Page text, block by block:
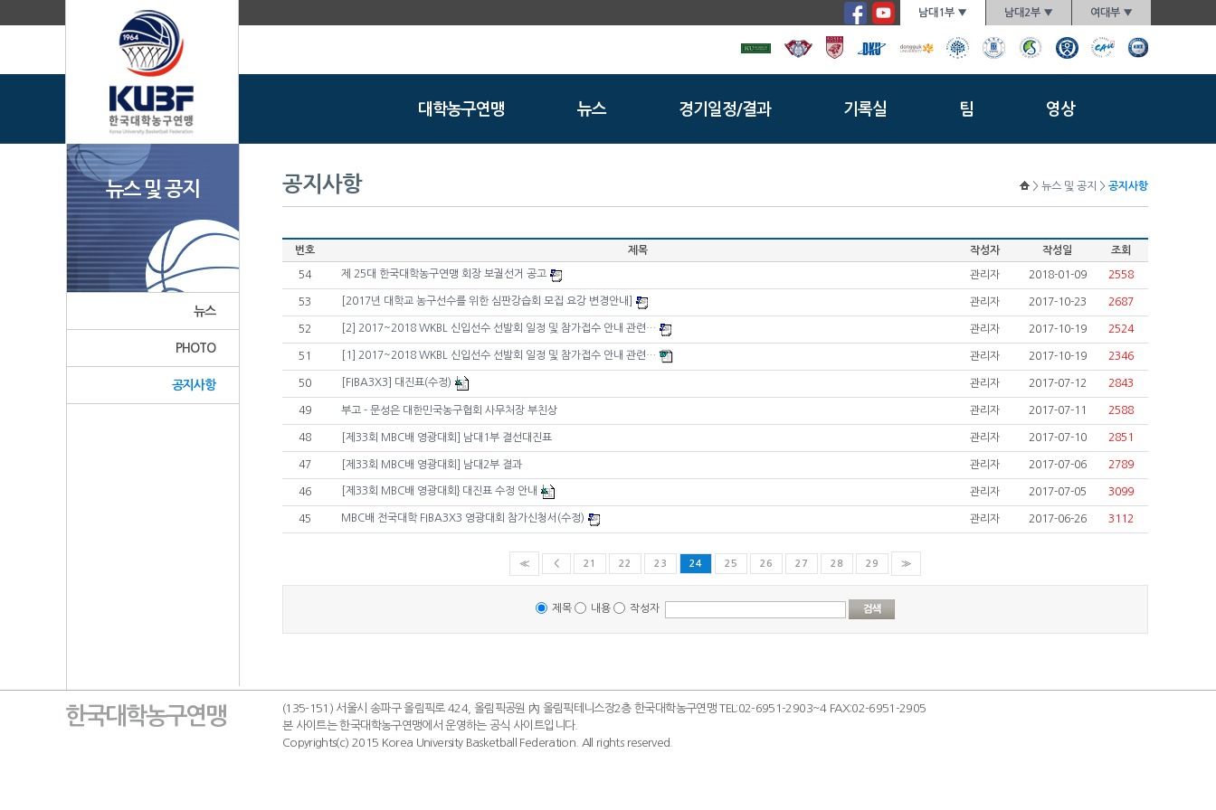
남대1부 ▼ 남대2부 ▼ 여대부 ▼
대학농구연맹 뉴스 경기일정/결과 기록실 팀 영상
뉴스 및 공지
뉴스
PHOTO
공지사항
공지사항 > 뉴스 및 공지 > 공지사항
번호 제목 작성자 작성일 조회
54 제 25대 한국대학농구연맹 회장 보궐선거 공고 관리자 2018-01-09 2558
53 [2017년 대학교 농구선수를 위한 심판강습회 모집 요강 변경안내] 관리자 2017-10-23 2687
52 [2] 2017~2018 WKBL 신입선수 선발회 일정 및 참가접수 안내 관련… 관리자 2017-10-19 2524
51 [1] 2017~2018 WKBL 신입선수 선발회 일정 및 참가접수 안내 관련… 관리자 2017-10-19 2346
50 [FIBA3X3] 대진표(수정) 관리자 2017-07-12 2843
49 부고 - 문성은 대한민국농구협회 사무처장 부친상 관리자 2017-07-11 2588
48 [제33회 MBC배 영광대회] 남대1부 결선대진표 관리자 2017-07-10 2851
47 [제33회 MBC배 영광대회] 남대2부 결과 관리자 2017-07-06 2789
46 [제33회 MBC배 영광대회} 대진표 수정 안내 관리자 2017-07-05 3099
45 MBC배 전국대학 FIBA3X3 영광대회 참가신청서(수정) 관리자 2017-06-26 3112
≪ ＜ 21 22 23 24 25 26 27 28 29 ≫
제목 내용 작성자
한국대학농구연맹
(135-151) 서울시 송파구 올림픽로 424, 올림픽공원 內 올림픽테니스장2층 한국대학농구연맹 TEL:02-6951-2903~4 FAX:02-6951-2905
본 사이트는 한국대학농구연맹에서 운영하는 공식 사이트입니다.
Copyrights(c) 2015 Korea University Basketball Federation. All rights reserved.